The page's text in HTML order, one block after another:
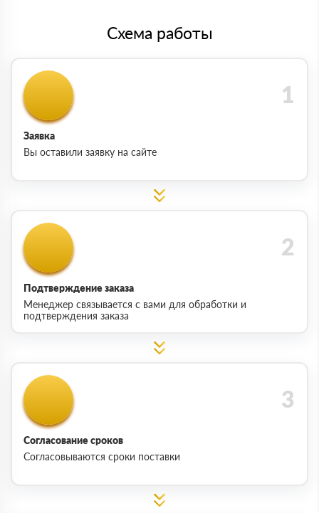
Схема работы
Заявка
Вы оставили заявку на сайте
Подтверждение заказа
Менеджер связывается с вами для обработки и
подтверждения заказа
Согласование сроков
Согласовываются сроки поставки